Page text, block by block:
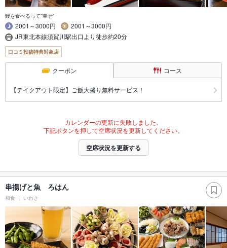
鰻を食べるって''幸せ"
2001～3000円
2001～3000円
JR東北本線須賀川駅出口より徒歩約20分
口コミ投稿特典対象店
クーポン コース
【テイクアウト限定】ご飯大盛り無料サービス！
カレンダーの更新に失敗しました。
下記ボタンを押して空席状況を更新してください。
空席状況を更新する
串揚げと魚 ろはん
和食 いわき